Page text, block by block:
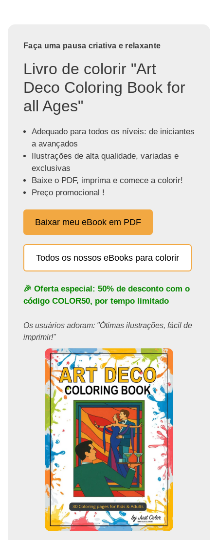
Faça uma pausa criativa e relaxante
Livro de colorir "Art
Deco Coloring Book for
all Ages"
Adequado para todos os níveis: de iniciantes
a avançados
Ilustrações de alta qualidade, variadas e
exclusivas
Baixe o PDF, imprima e comece a colorir!
Preço promocional !
Baixar meu eBook em PDF
Todos os nossos eBooks para colorir
🎉 Oferta especial: 50% de desconto com o
código COLOR50, por tempo limitado
Os usuários adoram: "Ótimas ilustrações, fácil de
imprimir!"